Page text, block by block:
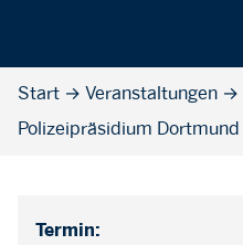
Start → Veranstaltungen →
Polizeipräsidium Dortmund
Termin: